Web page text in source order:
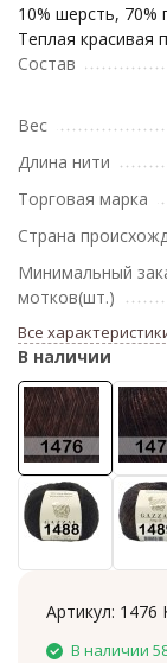
10% шерсть, 70%
Теплая красивая
Состав
Вес
Длина нити
Торговая марка
Страна
Минимальный
мотков(шт.)
Все
В наличии
Артикул:
В наличии